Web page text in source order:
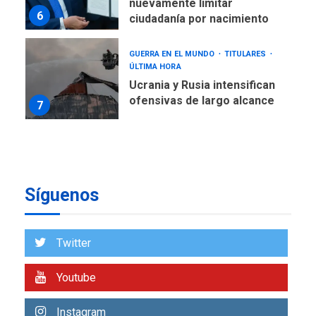
6
nuevamente limitar
ciudadanía por nacimiento
7
GUERRA EN EL MUNDO
TITULARES
ÚLTIMA HORA
Ucrania y Rusia intensifican
ofensivas de largo alcance
1
2
De la Espriella asumirá
atípica fuera de Bogotá
Síguenos
Twitter
Youtube
Instagram